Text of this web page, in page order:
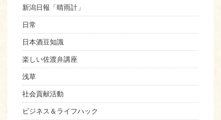
新潟日報「晴雨計」
日常
日本酒豆知識
楽しい佐渡弁講座
浅草
社会貢献活動
ビジネス＆ライフハック